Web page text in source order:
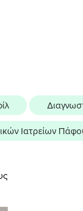
Ιατρείων